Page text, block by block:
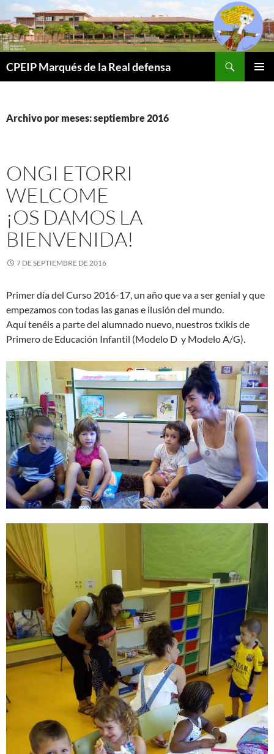
CPEIP Marqués de la Real defensa
Archivo por meses: septiembre 2016
ONGI ETORRI
WELCOME
¡OS DAMOS LA
BIENVENIDA!
7 DE SEPTIEMBRE DE 2016
Primer día del Curso 2016-17, un año que va a ser genial y que
empezamos con todas las ganas e ilusión del mundo.
Aquí tenéis a parte del alumnado nuevo, nuestros txikis de
Primero de Educación Infantil (Modelo D y Modelo A/G).